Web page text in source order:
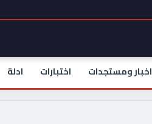
اخبار ومستجدات اختبارات ادلة